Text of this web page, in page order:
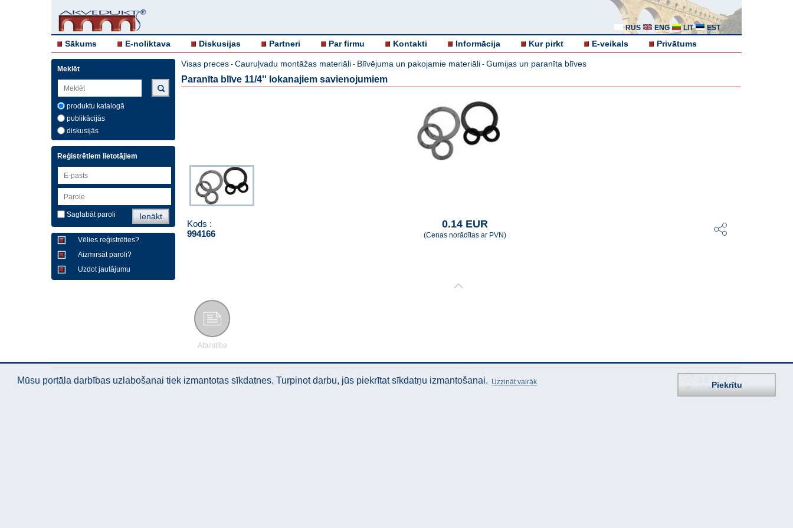
RUS ENG LIT EST
Sākums E-noliktava Diskusijas Partneri Par firmu Kontakti Informācija Kur pirkt E-veikals Privātums
Meklēt
produktu katalogā
publikācijās
diskusijās
Reģistrētiem lietotājiem
Saglabāt paroli
Vēlies reģistrēties?
Aizmirsāt paroli?
Uzdot jautājumu
Visas preces - Cauruļvadu montāžas materiāli - Blīvējuma un pakojamie materiāli - Gumijas un paranīta blīves
Paranīta blīve 11/4'' lokanajiem savienojumiem
Kods :
994166
0.14 EUR
(Cenas norādītas ar PVN)
Atbilstība
© "AS Akvedukts" 2026. Pilnīgas vai daļējas materiālu izmantošanas gadījumā atsauce uz "AS Akvedukts" obligāta!
Mūsu portāla darbības uzlabošanai tiek izmantotas sīkdatnes. Turpinot darbu, jūs piekrītat sīkdatņu izmantošanai. Uzzināt vairāk Piekrītu